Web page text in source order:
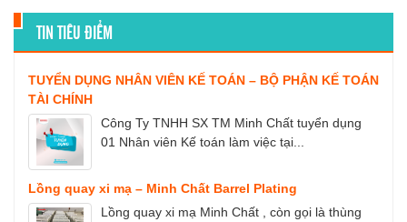
TIN TIÊU ĐIỂM
TUYỂN DỤNG NHÂN VIÊN KẾ TOÁN – BỘ PHẬN KẾ TOÁN
TÀI CHÍNH
Công Ty TNHH SX TM Minh Chất tuyển dụng
01 Nhân viên Kế toán làm việc tại...
Lồng quay xi mạ – Minh Chất Barrel Plating
Lồng quay xi mạ Minh Chất , còn gọi là thùng